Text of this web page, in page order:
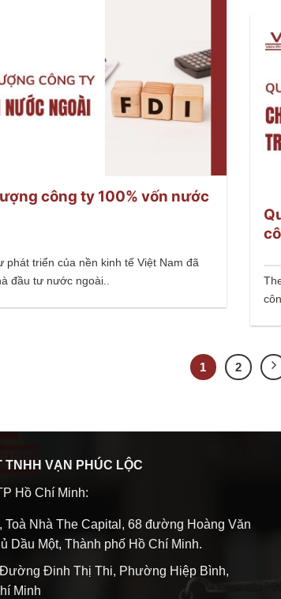
công ty 100% vốn nước
phát triển của nền kinh tế Việt Nam đã
đầu tư nước ngoài..
1 2
TNHH VẠN PHÚC LỘC
Hồ Chí Minh:
Toà Nhà The Capital, 68 đường Hoàng Văn
Dầu Một, Thành phố Hồ Chí Minh.
Đinh Thị Thi, Phường Hiệp Bình,
Minh